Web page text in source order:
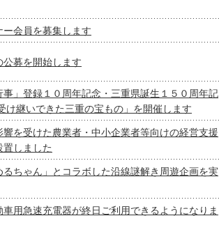
会員を募集します
募を開始します
」登録１０周年記念・三重県誕生１５０周年記
継いできた三重の宝もの」を開催します
を受けた農業者・中小企業者等向けの経営支援
しました
ちゃん」とコラボした沿線謎解き周遊企画を実
用急速充電器が終日ご利用できるようになりま